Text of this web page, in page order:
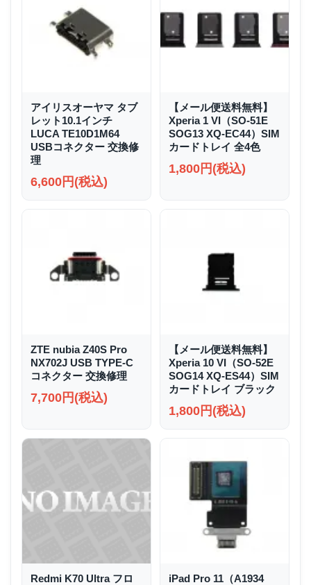
アイリスオーヤマ タブ
レット10.1インチ
LUCA TE10D1M64
USBコネクター 交換修
理
6,600円(税込)
【メール便送料無料】
Xperia 1 VI（SO-51E
SOG13 XQ-EC44）SIM
カードトレイ 全4色
1,800円(税込)
ZTE nubia Z40S Pro
NX702J USB TYPE-C
コネクター 交換修理
7,700円(税込)
【メール便送料無料】
Xperia 10 VI（SO-52E
SOG14 XQ-ES44）SIM
カードトレイ ブラック
1,800円(税込)
Redmi K70 Ultra フロ
iPad Pro 11（A1934